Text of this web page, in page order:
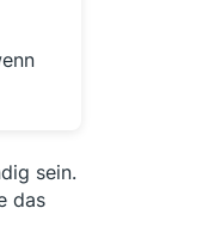
sein.
das